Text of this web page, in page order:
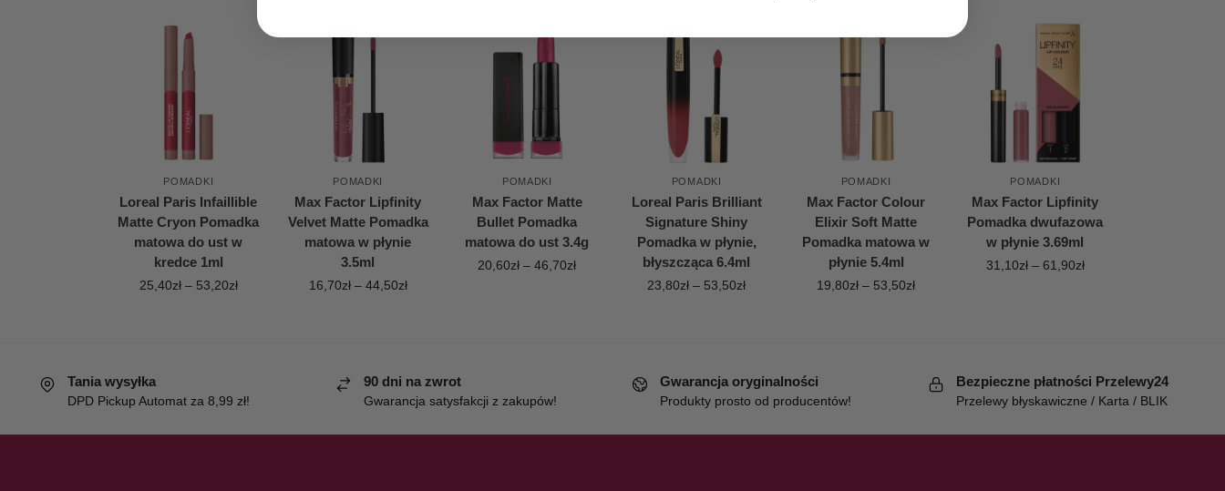
POMADKI
Loreal Paris Infaillible
Matte Cryon Pomadka
matowa do ust w
kredce 1ml
25,40zł – 53,20zł
POMADKI
Max Factor Lipfinity
Velvet Matte Pomadka
matowa w płynie
3.5ml
16,70zł – 44,50zł
POMADKI
Max Factor Matte
Bullet Pomadka
matowa do ust 3.4g
20,60zł – 46,70zł
POMADKI
Loreal Paris Brilliant
Signature Shiny
Pomadka w płynie,
błyszcząca 6.4ml
23,80zł – 53,50zł
POMADKI
Max Factor Colour
Elixir Soft Matte
Pomadka matowa w
płynie 5.4ml
19,80zł – 53,50zł
POMADKI
Max Factor Lipfinity
Pomadka dwufazowa
w płynie 3.69ml
31,10zł – 61,90zł
Tania wysyłka
DPD Pickup Automat za 8,99 zł!
90 dni na zwrot
Gwarancja satysfakcji z zakupów!
Gwarancja oryginalności
Produkty prosto od producentów!
Bezpieczne płatności Przelewy24
Przelewy błyskawiczne / Karta / BLIK